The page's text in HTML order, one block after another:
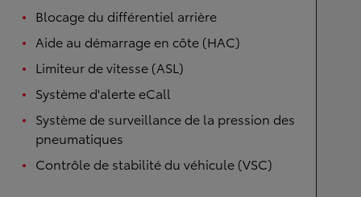
Blocage du différentiel arrière
Aide au démarrage en côte (HAC)
Limiteur de vitesse (ASL)
Système d'alerte eCall
Système de surveillance de la pression des
pneumatiques
Contrôle de stabilité du véhicule (VSC)